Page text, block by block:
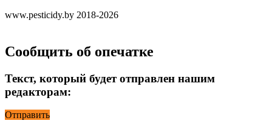
www.pesticidy.by 2018-2026
Сообщить об опечатке
Текст, который будет отправлен нашим
редакторам:
Отправить